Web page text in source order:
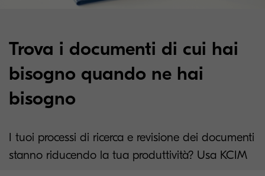
Trova i documenti di cui hai
bisogno quando ne hai
bisogno
I tuoi processi di ricerca e revisione dei documenti
stanno riducendo la tua produttività? Usa KCIM